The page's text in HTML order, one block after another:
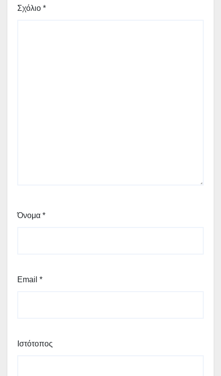
Σχόλιο *
Όνομα *
Email *
Ιστότοπος